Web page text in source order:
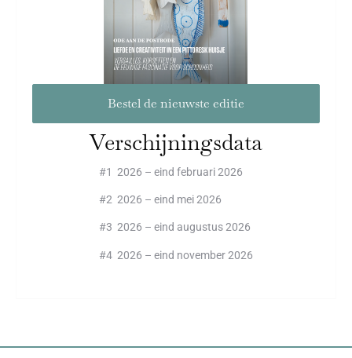
Bestel de nieuwste editie
Verschijningsdata
#1 2026 – eind februari 2026
#2 2026 – eind mei 2026
#3 2026 – eind augustus 2026
#4 2026 – eind november 2026